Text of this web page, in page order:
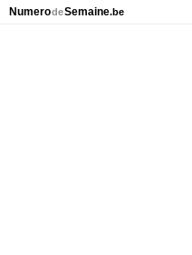
NumerodeSemaine.be